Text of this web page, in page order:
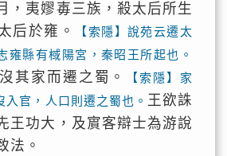
，夷嫪毐三族，殺太后所生
后於雍。
【索隱】說苑云遷太
雍縣有棫陽宮，秦昭王所起也。
其家而遷之蜀。
【索隱】家
入官，人口則遷之蜀也。 王欲誅
王功大，及賔客辯士為游說
法。